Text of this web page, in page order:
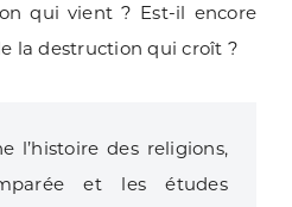
qui vient ? Est-il encore
la destruction qui croît ?
l’histoire des religions,
et les études